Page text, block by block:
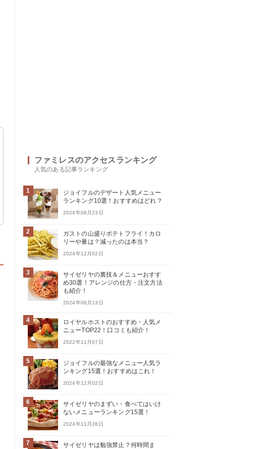
ファミレスのアクセスランキング
人気のある記事ランキング
1
ジョイフルのデザート人気メニュー
ランキング10選！おすすめはどれ？
2024年08月23日
2
ガストの山盛りポテトフライ！カロ
リーや量は？減ったのは本当？
2024年12月02日
3
サイゼリヤの裏技＆メニューおすす
め30選！アレンジの仕方・注文方法
も紹介！
2024年06月13日
4
ロイヤルホストのおすすめ・人気メ
ニューTOP22！口コミも紹介！
2022年11月07日
5
ジョイフルの最強なメニュー人気ラ
ンキング15選！おすすめはこれ！
2024年12月02日
6
サイゼリヤのまずい・食べてはいけ
ないメニューランキング15選！
2024年11月28日
7
サイゼリヤは勉強禁止？何時間ま